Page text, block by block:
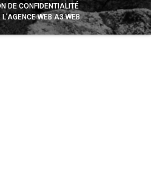
DE CONFIDENTIALITÉ
WEB A3 WEB